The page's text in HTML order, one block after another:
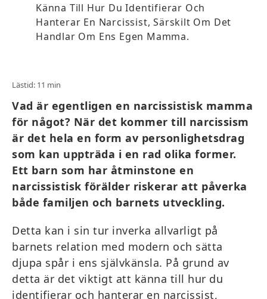
Känna Till Hur Du Identifierar Och
Hanterar En Narcissist, Särskilt Om Det
Handlar Om Ens Egen Mamma.
Lästid: 11 min
Vad är egentligen en narcissistisk mamma
för något? När det kommer till narcissism
är det hela en form av personlighetsdrag
som kan uppträda i en rad olika former.
Ett barn som har åtminstone en
narcissistisk förälder riskerar att påverka
både familjen och barnets utveckling.
Detta kan i sin tur inverka allvarligt på
barnets relation med modern och sätta
djupa spår i ens självkänsla. På grund av
detta är det viktigt att känna till hur du
identifierar och hanterar en narcissist,